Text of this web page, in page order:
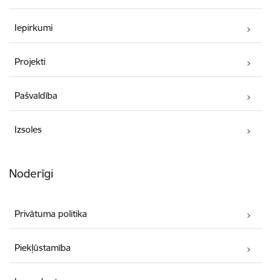
Iepirkumi
Projekti
Pašvaldība
Izsoles
Noderīgi
Privātuma politika
Piekļūstamība